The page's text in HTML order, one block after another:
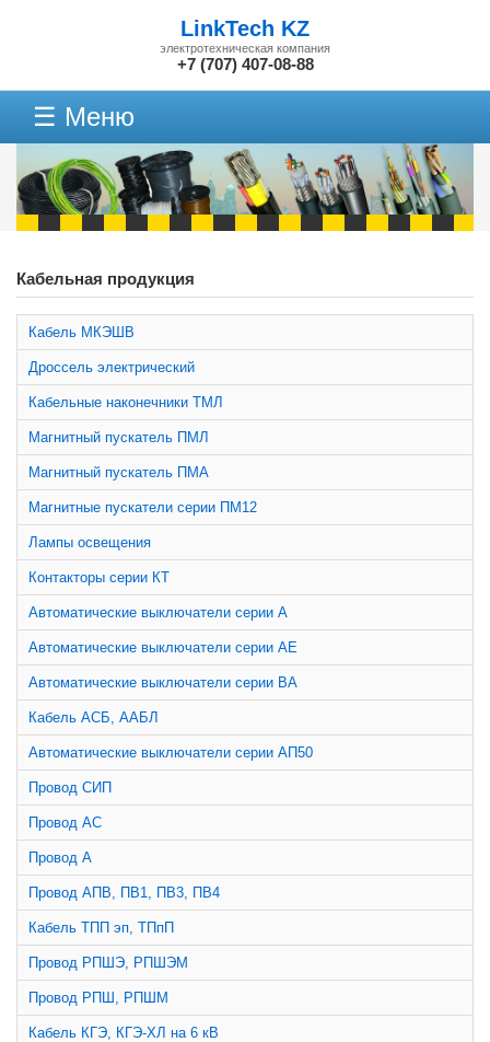
LinkTech KZ
электротехническая компания
+7 (707) 407-08-88
☰ Меню
Кабельная продукция
Кабель МКЭШВ
Дроссель электрический
Кабельные наконечники ТМЛ
Магнитный пускатель ПМЛ
Магнитный пускатель ПМА
Магнитные пускатели серии ПМ12
Лампы освещения
Контакторы серии КТ
Автоматические выключатели серии А
Автоматические выключатели серии АЕ
Автоматические выключатели серии ВА
Кабель АСБ, ААБЛ
Автоматические выключатели серии АП50
Провод СИП
Провод АС
Провод А
Провод АПВ, ПВ1, ПВ3, ПВ4
Кабель ТПП эп, ТПпП
Провод РПШЭ, РПШЭМ
Провод РПШ, РПШМ
Кабель КГЭ, КГЭ-ХЛ на 6 кВ